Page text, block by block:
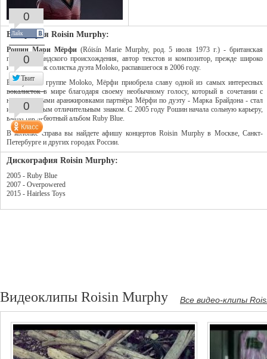
Биография Roisin Murphy:
Рошин Мари Мёрфи(Róisín Marie Murphy, род. 5 июля 1973 г.) - британская
певица ирландского происхождения, автор текстов и композитор, прежде широко
известная как солистка дуэта Moloko, распавшегося в 2006 году.
Выступая в группе Moloko, Мёрфи приобрела славу одной из самых интересных
вокалисток в мире благодаря своему необычному голосу, который в сочетании с
неординарными аранжировками партнёра Мёрфи по дуэту - Марка Брайдона - стал
их фирменным отличительным знаком. С 2005 году Рошин начала сольную карьеру,
выпустив дебютный альбом Ruby Blue.
В колонке справа вы найдете афишу концертов Roisin Murphy в Москве, Санкт-
Петербурге и других городах России.
Дискография Roisin Murphy:
2005 - Ruby Blue
2007 - Overpowered
2015 - Hairless Toys
Видеоклипы Roisin Murphy Все видео-клипы
0
Лайк
0
Твит
0